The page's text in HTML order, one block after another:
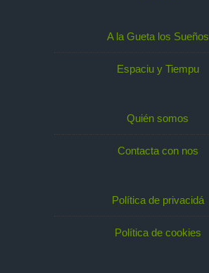
A la Gueta los Sueños
Espaciu y Tiempu
Quién somos
Contacta con nos
Política de privacidá
Política de cookies